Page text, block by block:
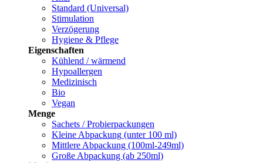
Standard (Universal)
Stimulation
Verzögerung
Hygiene & Pflege
Eigenschaften
Kühlend / wärmend
Hypoallergen
Medizinisch
Bio
Vegan
Menge
Sachets / Probierpackungen
Kleine Abpackung (unter 100 ml)
Mittlere Abpackung (100ml-249ml)
Große Abpackung (ab 250ml)